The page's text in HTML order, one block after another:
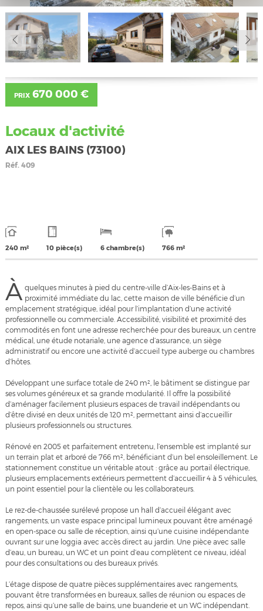
PRIX670 000 €
Locaux d'activité
AIX LES BAINS (73100)
Réf.409
240 m² 10 pièce(s) 6 chambre(s) 766 m²
À quelques minutes à pied du centre-ville d’Aix-les-Bains et à
proximité immédiate du lac, cette maison de ville bénéficie d’un
emplacement stratégique, idéal pour l’implantation d’une activité
professionnelle ou commerciale. Accessibilité, visibilité et proximité des
commodités en font une adresse recherchée pour des bureaux, un centre
médical, une étude notariale, une agence d’assurance, un siège
administratif ou encore une activité d’accueil type auberge ou chambres
d’hôtes.
Développant une surface totale de 240 m², le bâtiment se distingue par
ses volumes généreux et sa grande modularité. Il offre la possibilité
d’aménager facilement plusieurs espaces de travail indépendants ou
d’être divisé en deux unités de 120 m², permettant ainsi d’accueillir
plusieurs professionnels ou structures.
Rénové en 2005 et parfaitement entretenu, l’ensemble est implanté sur
un terrain plat et arboré de 766 m², bénéficiant d’un bel ensoleillement. Le
stationnement constitue un véritable atout : grâce au portail électrique,
plusieurs emplacements extérieurs permettent d’accueillir 4 à 5 véhicules,
un point essentiel pour la clientèle ou les collaborateurs.
Le rez-de-chaussée surélevé propose un hall d’accueil élégant avec
rangements, un vaste espace principal lumineux pouvant être aménagé
en open-space ou salle de réception, ainsi qu’une cuisine indépendante
ouvrant sur une loggia avec accès direct au jardin. Une pièce avec salle
d’eau, un bureau, un WC et un point d’eau complètent ce niveau, idéal
pour des consultations ou des bureaux privés.
L’étage dispose de quatre pièces supplémentaires avec rangements,
pouvant être transformées en bureaux, salles de réunion ou espaces de
repos, ainsi qu’une salle de bains, une buanderie et un WC indépendant.